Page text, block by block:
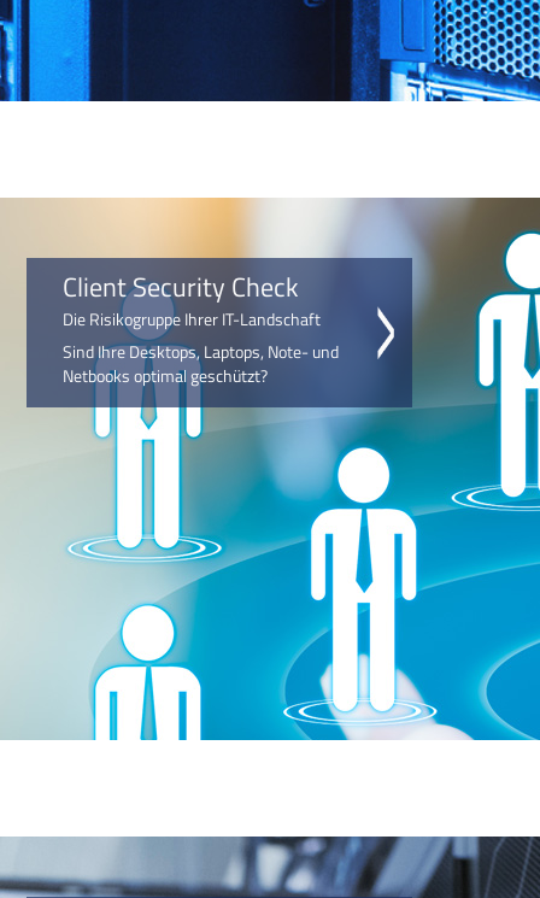
Client Security Check
Die Risikogruppe Ihrer IT-Landschaft
Sind Ihre Desktops, Laptops, Note- und
Netbooks optimal geschützt?